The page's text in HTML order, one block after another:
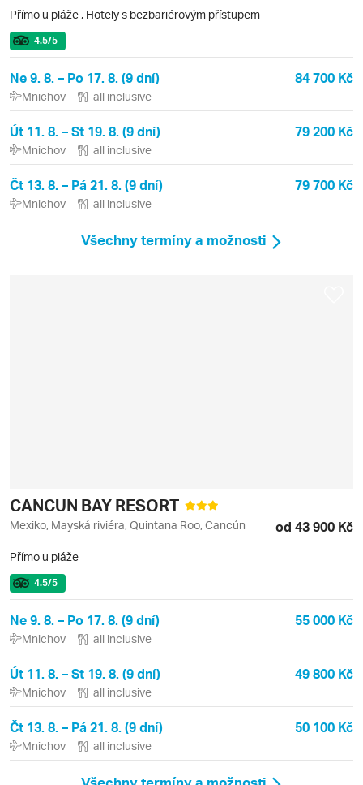
Přímo u pláže , Hotely s bezbariérovým přístupem
4.5/5
Ne 9. 8. – Po 17. 8. (9 dní) 84 700 Kč
Mnichov all inclusive
Út 11. 8. – St 19. 8. (9 dní) 79 200 Kč
Mnichov all inclusive
Čt 13. 8. – Pá 21. 8. (9 dní) 79 700 Kč
Mnichov all inclusive
Všechny termíny a možnosti
CANCUN BAY RESORT
Mexiko, Mayská riviéra, Quintana Roo, Cancún od 43 900 Kč
Přímo u pláže
4.5/5
Ne 9. 8. – Po 17. 8. (9 dní) 55 000 Kč
Mnichov all inclusive
Út 11. 8. – St 19. 8. (9 dní) 49 800 Kč
Mnichov all inclusive
Čt 13. 8. – Pá 21. 8. (9 dní) 50 100 Kč
Mnichov all inclusive